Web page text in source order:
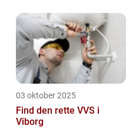
03 oktober 2025
Find den rette VVS i
Viborg